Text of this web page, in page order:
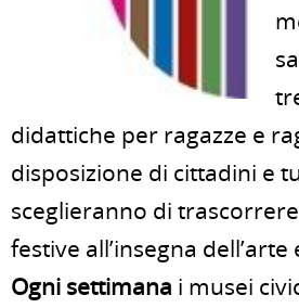
didattiche per ragazze e
disposizione di cittadini e
sceglieranno di
festive all’insegna
Ogni settimana i musei